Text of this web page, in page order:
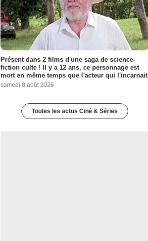
Présent dans 2 films d'une saga de science-
fiction culte ! Il y a 12 ans, ce personnage est
mort en même temps que l'acteur qui l'incarnait
samedi 8 août 2026
Toutes les actus Ciné & Séries